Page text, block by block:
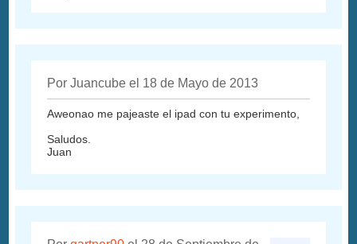
Por Juancube el 18 de Mayo de 2013
Aweonao me pajeaste el ipad con tu experimento,
Saludos.
Juan